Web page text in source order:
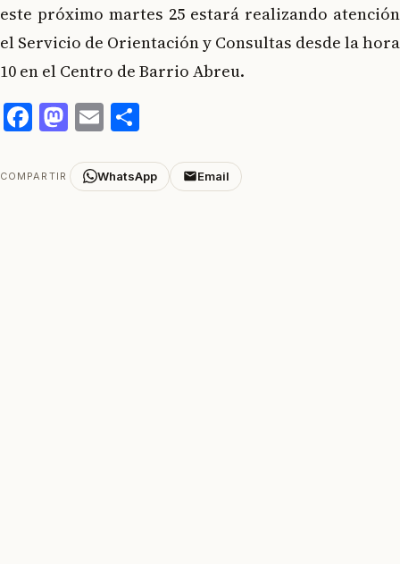
este próximo martes 25 estará realizando atención
el Servicio de Orientación y Consultas desde la hora
10 en el Centro de Barrio Abreu.
Facebook
Mastodon
Email
COMPARTIR WhatsApp Email